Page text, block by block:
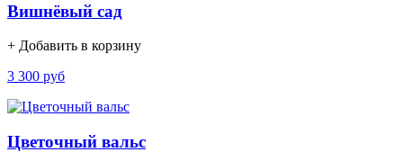
Вишнёвый сад
+ Добавить в корзину
3 300 руб
Цветочный вальс